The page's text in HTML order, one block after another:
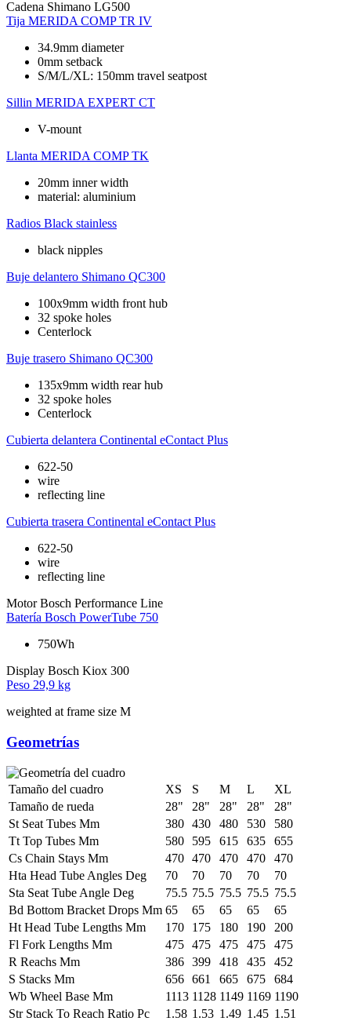
Cadena Shimano LG500
Tija MERIDA COMP TR IV
34.9mm diameter
0mm setback
S/M/L/XL: 150mm travel seatpost
Sillin MERIDA EXPERT CT
V-mount
Llanta MERIDA COMP TK
20mm inner width
material: aluminium
Radios Black stainless
black nipples
Buje delantero Shimano QC300
100x9mm width front hub
32 spoke holes
Centerlock
Buje trasero Shimano QC300
135x9mm width rear hub
32 spoke holes
Centerlock
Cubierta delantera Continental eContact Plus
622-50
wire
reflecting line
Cubierta trasera Continental eContact Plus
622-50
wire
reflecting line
Motor Bosch Performance Line
Batería Bosch PowerTube 750
750Wh
Display Bosch Kiox 300
Peso 29,9 kg
weighted at frame size M
Geometrías
Tamaño del cuadro XS S M L
XL
Tamaño de rueda
28" 28" 28" 28"
28"
St Seat Tubes Mm
380 430 480 530
580
Tt Top Tubes Mm
580 595 615 635
655
Cs Chain Stays Mm
470 470 470 470
470
Hta Head Tube Angles Deg
70 70 70 70
70
Sta Seat Tube Angle Deg
75.5 75.5 75.5 75.5 75.5
Bd Bottom Bracket Drops Mm 65 65 65 65
65
Ht Head Tube Lengths Mm
170 175 180 190
200
Fl Fork Lengths Mm
475 475 475 475
475
R Reachs Mm
386 399 418 435
452
S Stacks Mm
656 661 665 675
684
Wb Wheel Base Mm
1113 1128 1149 1169 1190
Str Stack To Reach Ratio Pc
1.58 1.53 1.49 1.45 1.51